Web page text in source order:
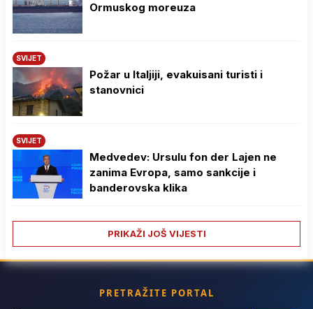
Ormuskog moreuza
SVIJET
Požar u Italjiji, evakuisani turisti i
stanovnici
SVIJET
Medvedev: Ursulu fon der Lajen ne
zanima Evropa, samo sankcije i
banderovska klika
PRIKAŽI JOŠ VIJESTI
PRETRAŽITE PORTAL